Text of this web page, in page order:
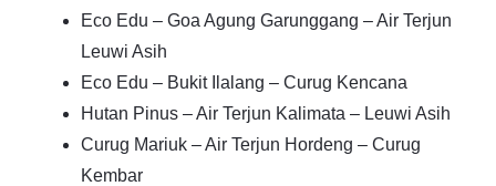
Eco Edu – Goa Agung Garunggang – Air Terjun
Leuwi Asih
Eco Edu – Bukit Ilalang – Curug Kencana
Hutan Pinus – Air Terjun Kalimata – Leuwi Asih
Curug Mariuk – Air Terjun Hordeng – Curug
Kembar